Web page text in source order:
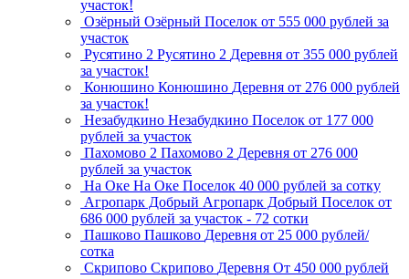
участок!
Озёрный Озёрный Поселок от 555 000 рублей за
участок
Русятино 2 Русятино 2 Деревня от 355 000 рублей
за участок!
Конюшино Конюшино Деревня от 276 000 рублей
за участок!
Незабудкино Незабудкино Поселок от 177 000
рублей за участок
Пахомово 2 Пахомово 2 Деревня от 276 000
рублей за участок
На Оке На Оке Поселок 40 000 рублей за сотку
Агропарк Добрый Агропарк Добрый Поселок от
686 000 рублей за участок - 72 сотки
Пашково Пашково Деревня от 25 000 рублей/
сотка
Скрипово Скрипово Деревня От 450 000 рублей